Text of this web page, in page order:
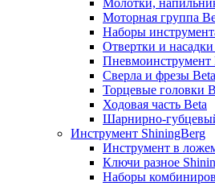
Молотки,
Моторная группа
Наборы
Отвертки и насадки
Пневмоинструмент
Сверла и фрезы Beta
Торцевые головки
Ходовая часть Beta
Шарнирно-
Инструмент ShiningBerg
Инструмент в
Ключи разное
Наборы